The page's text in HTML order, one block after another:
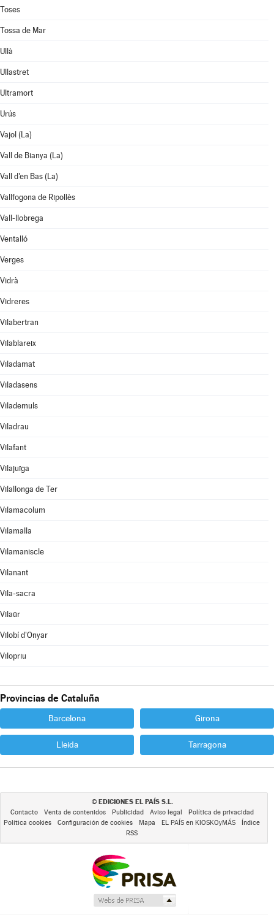
Toses
Tossa de Mar
Ullà
Ullastret
Ultramort
Urús
Vajol (La)
Vall de Bianya (La)
Vall d'en Bas (La)
Vallfogona de Ripollès
Vall-llobrega
Ventalló
Verges
Vidrà
Vidreres
Vilabertran
Vilablareix
Viladamat
Viladasens
Vilademuls
Viladrau
Vilafant
Vilajuïga
Vilallonga de Ter
Vilamacolum
Vilamalla
Vilamaniscle
Vilanant
Vila-sacra
Vilaür
Vilobí d'Onyar
Vilopriu
Provincias de Cataluña
Barcelona Girona
Lleida Tarragona
© EDICIONES EL PAÍS S.L.
Contacto Venta de contenidos Publicidad Aviso legal
Política de privacidad
Política cookies
Configuración de cookies Mapa EL PAÍS en KIOSKOyMÁS
Índice
RSS